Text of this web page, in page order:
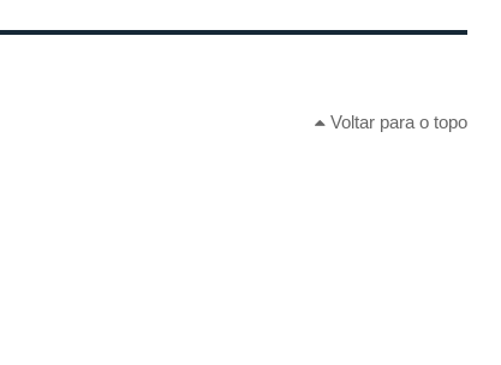
Voltar para o topo